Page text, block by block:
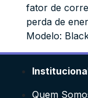
fator de
perda de
Modelo:
Quem